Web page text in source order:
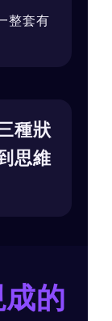
整套有
種狀
思維
的